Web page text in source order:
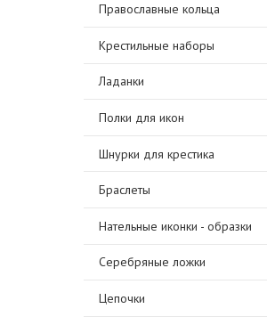
Православные кольца
Крестильные наборы
Ладанки
Полки для икон
Шнурки для крестика
Браслеты
Нательные иконки - образки
Серебряные ложки
Цепочки